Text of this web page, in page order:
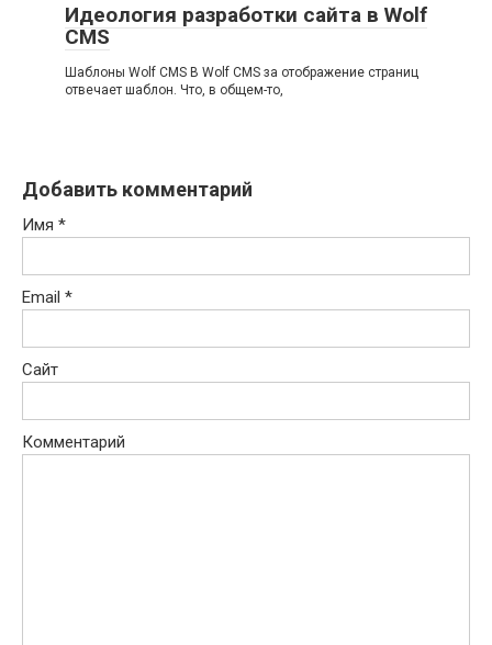
Идеология разработки сайта в Wolf
CMS
Шаблоны Wolf CMS В Wolf CMS за отображение страниц
отвечает шаблон. Что, в общем-то,
Добавить комментарий
Имя *
Email *
Сайт
Комментарий